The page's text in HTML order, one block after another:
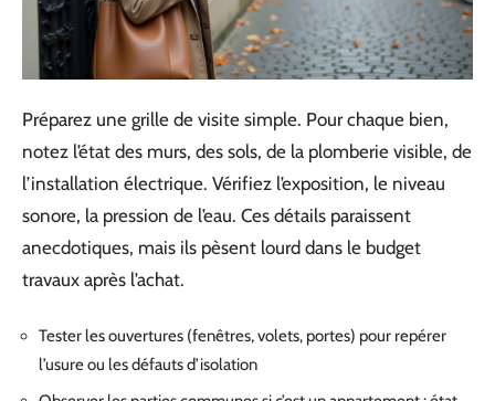
Préparez une grille de visite simple. Pour chaque bien,
notez l’état des murs, des sols, de la plomberie visible, de
l’installation électrique. Vérifiez l’exposition, le niveau
sonore, la pression de l’eau. Ces détails paraissent
anecdotiques, mais ils pèsent lourd dans le budget
travaux après l’achat.
Tester les ouvertures (fenêtres, volets, portes) pour repérer
l’usure ou les défauts d’isolation